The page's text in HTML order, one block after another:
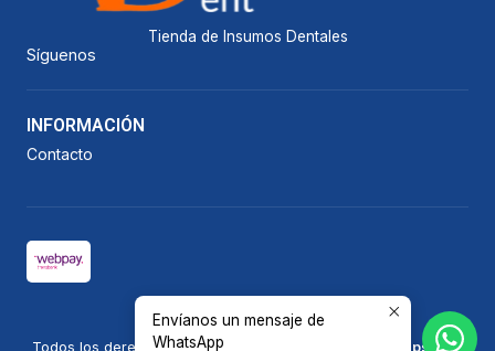
Tienda de Insumos Dentales
Síguenos
INFORMACIÓN
Contacto
2026 Vicedent.
Todos los derechos reservados.
Desarrollado por Jumpseller.
Envíanos un mensaje de
WhatsApp